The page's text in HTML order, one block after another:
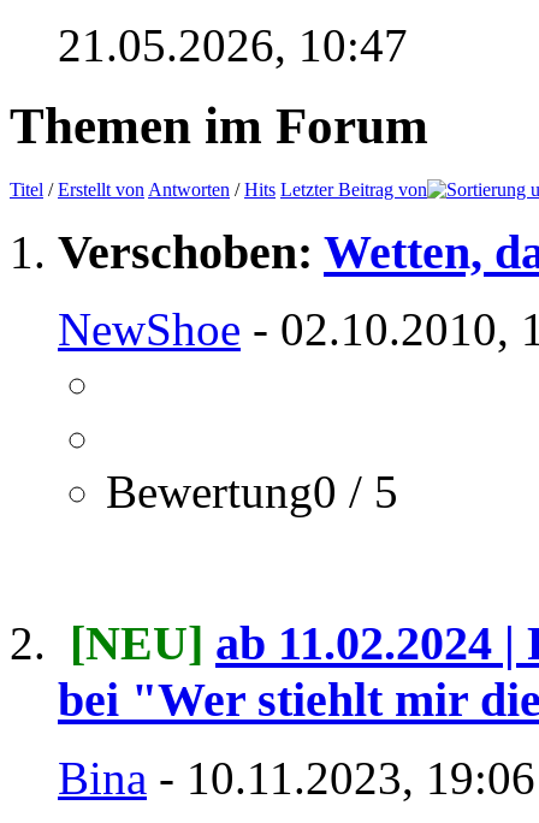
21.05.2026, 10:47
Themen im Forum
Titel /Erstellt von Antworten /Hits Letzter Beitrag von
Verschoben: Wetten,
NewShoe - 02.10.2010,
Bewertung0 / 5
[NEU] ab 11.02.2024
bei "Wer stiehlt mir
Bina - 10.11.2023,